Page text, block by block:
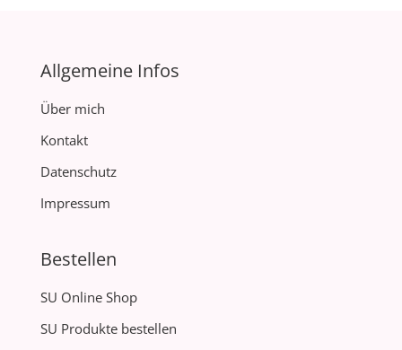
Allgemeine Infos
Über mich
Kontakt
Datenschutz
Impressum
Bestellen
SU Online Shop
SU Produkte bestellen